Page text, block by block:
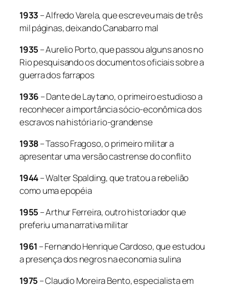
1933 – Alfredo Varela, que escreveu mais de três
mil páginas, deixando Canabarro mal
1935 – Aurelio Porto, que passou alguns anos no
Rio pesquisando os documentos oficiais sobre a
guerra dos farrapos
1936 – Dante de Laytano, o primeiro estudioso a
reconhecer a importância sócio-econômica dos
escravos na história rio-grandense
1938– Tasso Fragoso, o primeiro militar a
apresentar uma versão castrense do conflito
1944– Walter Spalding, que tratou a rebelião
como uma epopéia
1955 – Arthur Ferreira, outro historiador que
preferiu uma narrativa militar
1961 – Fernando Henrique Cardoso, que estudou
a presença dos negros na economia sulina
1975 – Claudio Moreira Bento, especialista em